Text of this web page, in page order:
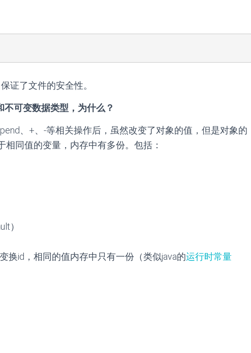
证了文件的安全性。
可变数据类型，为什么？
、+、-等相关操作后，虽然改变了对象的值，但是对象的
同值的变量，内存中有多份。包括：
）
换id，相同的值内存中只有一份（类似java的运行时常量